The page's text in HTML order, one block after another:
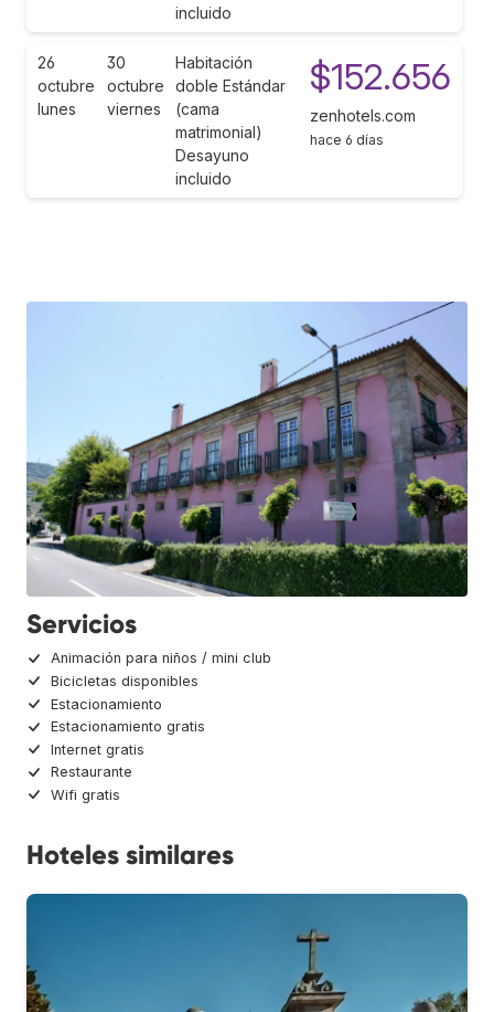
incluido
26
octubre
lunes
30
octubre
viernes
Habitación
doble Estándar
(cama
matrimonial)
Desayuno
incluido
$152.656
zenhotels.com
hace 6 días
Servicios
Animación para niños / mini club
Bicicletas disponibles
Estacionamiento
Estacionamiento gratis
Internet gratis
Restaurante
Wifi gratis
Hoteles similares